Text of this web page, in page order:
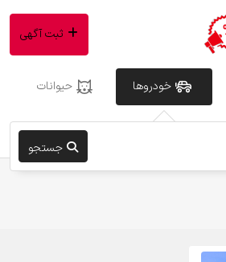
خودروها حیوانات
جستجو
ثبت آگهی